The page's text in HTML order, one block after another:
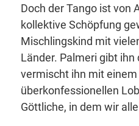
Doch der Tango ist von
kollektive Schöpfung
Mischlingskind mit
Länder. Palmeri gibt ihn
vermischt ihn mit
überkonfessionellen
Göttliche, in dem wir